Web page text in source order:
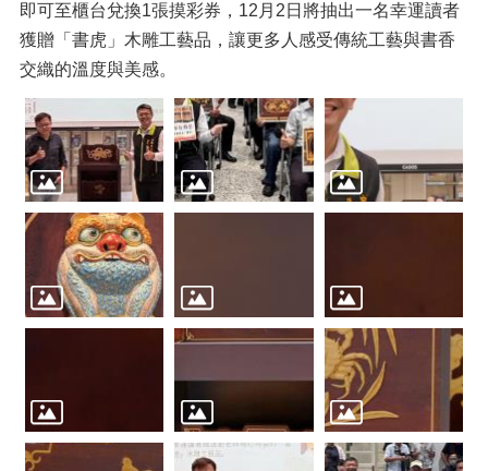
即可至櫃台兌換1張摸彩券，12月2日將抽出一名幸運讀者
獲贈「書虎」木雕工藝品，讓更多人感受傳統工藝與書香
交織的溫度與美感。